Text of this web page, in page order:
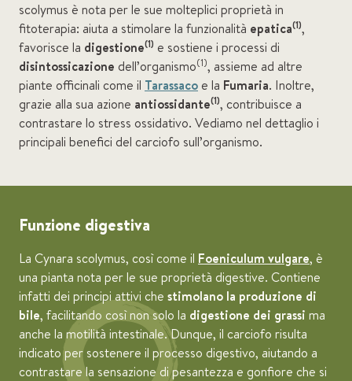
scolymus è nota per le sue molteplici proprietà in
fitoterapia: aiuta a stimolare la funzionalità epatica(1),
favorisce la digestione(1) e sostiene i processi di
disintossicazione dell’organismo(1), assieme ad altre
piante officinali come il Tarassaco e la Fumaria. Inoltre,
grazie alla sua azione antiossidante(1), contribuisce a
contrastare lo stress ossidativo. Vediamo nel dettaglio i
principali benefici del carciofo sull’organismo.
Funzione digestiva
La Cynara scolymus, così come il Foeniculum vulgare, è
una pianta nota per le sue proprietà digestive. Contiene
infatti dei principi attivi che stimolano la produzione di
bile, facilitando così non solo la digestione dei grassi ma
anche la motilità intestinale. Dunque, il carciofo risulta
indicato per sostenere il processo digestivo, aiutando a
contrastare la sensazione di pesantezza e gonfiore che si